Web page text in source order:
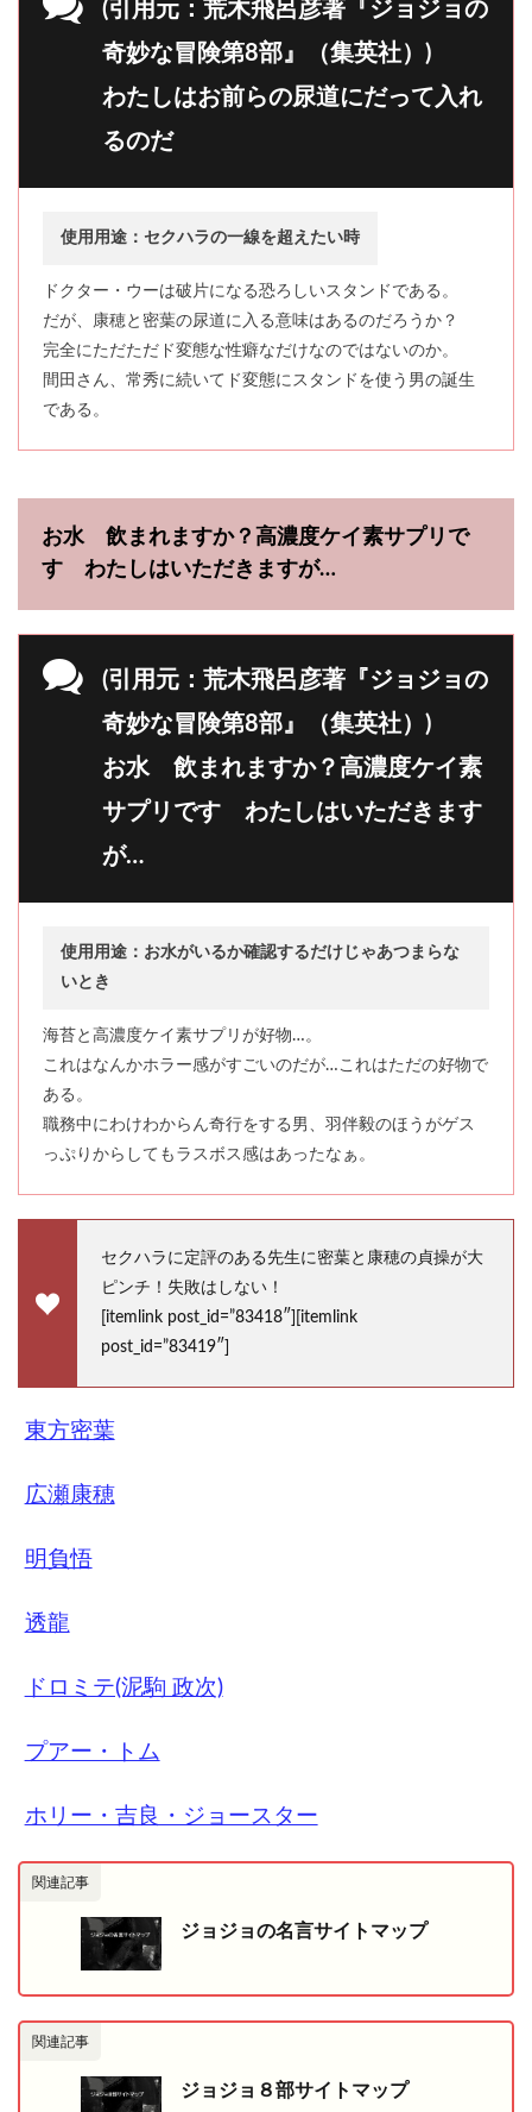
(引用元：荒木飛呂彦著『ジョジョの
奇妙な冒険第8部』（集英社）)
わたしはお前らの尿道にだって入れ
るのだ
使用用途：セクハラの一線を超えたい時
ドクター・ウーは破片になる恐ろしいスタンドである。
だが、康穂と密葉の尿道に入る意味はあるのだろうか？
完全にただただド変態な性癖なだけなのではないのか。
間田さん、常秀に続いてド変態にスタンドを使う男の誕生
である。
お水 飲まれますか？高濃度ケイ素サプリで
す わたしはいただきますが…
(引用元：荒木飛呂彦著『ジョジョの
奇妙な冒険第8部』（集英社）)
お水 飲まれますか？高濃度ケイ素
サプリです わたしはいただきます
が…
使用用途：お水がいるか確認するだけじゃあつまらな
いとき
海苔と高濃度ケイ素サプリが好物…。
これはなんかホラー感がすごいのだが…これはただの好物で
ある。
職務中にわけわからん奇行をする男、羽伴毅のほうがゲス
っぷりからしてもラスボス感はあったなぁ。
セクハラに定評のある先生に密葉と康穂の貞操が大
ピンチ！失敗はしない！
[itemlink post_id=”83418″][itemlink
post_id=”83419″]
東方密葉
広瀬康穂
明負悟
透龍
ドロミテ(泥駒 政次)
プアー・トム
ホリー・吉良・ジョースター
関連記事
ジョジョの名言サイトマップ
関連記事
ジョジョ８部サイトマップ